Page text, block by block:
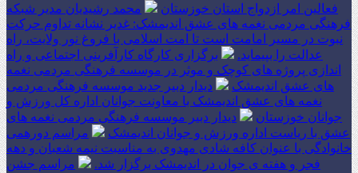
فعالین امر ازدواج استان خوزستان
محمد رشیدیان مدیر شبکه
فرهنگی مردمی نغمه های عشق اندیمشک: غدیر نشانه تداوم حرکت
نبوت در مسیر امامت است تا امت اسلامی با فروغ نور ولایت، راه
عدالت را بپیماید.
برگزاری کارگاه کارآفرینی اجتماعی و راه
اندازی پروژه های کوچک و موثر در موسسه فرهنگی مردمی نغمه
های عشق اندیمشک
دیدار دبیر جدید موسسه فرهنگی مردمی
نغمه های عشق اندیمشک با معاونت جوانان اداره کل ورزش و
جوانان خوزستان
دیدار دبیر موسسه فرهنگی مردمی نغمه های
عشق با ریاست اداره ورزش و جوانان اندیمشک
مراسم دورهمی
خانوادگی با عنوان کافه شادی مهدوی به مناسبت نیمه شعبان و دهه
فجر و هفته ی جوان در اندیمشک برگزار شد.
مراسم جشن